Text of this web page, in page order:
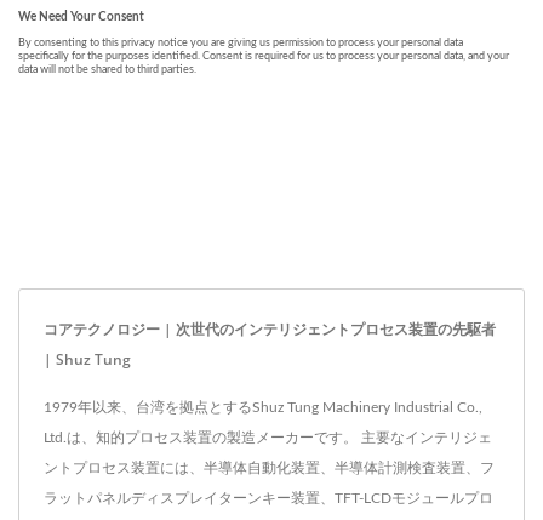
コアテクノロジー | 次世代のインテリジェントプロセス装置の先駆者
| Shuz Tung
1979年以来、台湾を拠点とするShuz Tung Machinery Industrial Co.,
Ltd.は、知的プロセス装置の製造メーカーです。 主要なインテリジェ
ントプロセス装置には、半導体自動化装置、半導体計測検査装置、フ
ラットパネルディスプレイターンキー装置、TFT-LCDモジュールプロ